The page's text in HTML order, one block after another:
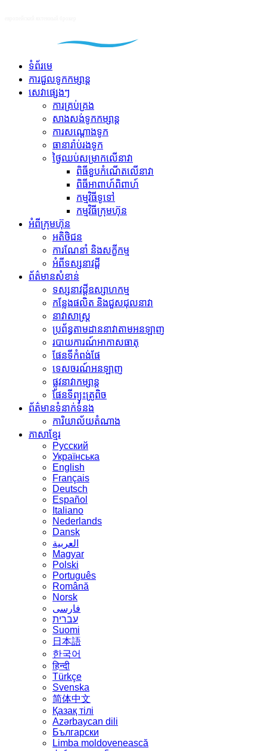
ទំព័រមេ
ការជួលទូកកម្សាន្ត
សេវាផ្សេងៗ
ការគ្រប់គ្រង
សាងសង់ទូកកម្សាន្ត
ការសណ្ដោងទូក
ធានារ៉ាប់រងទូក
ថ្ងៃឈប់សម្រាកលើនាវា
ពិធីខួបកំណើតលើនាវា
ពិធីអាពាហ៍ពិពាហ៍
កម្មវិធីទូទៅ
កម្មវិធីក្រុមហ៊ុន
អំពីក្រុមហ៊ុន
អតិថិជន
ការណែនាំ និងសក្ខីកម្ម
អំពីទស្សនាវដ្តី
ព័ត៌មានសំខាន់
ទស្សនាវដ្ដីឧស្សាហកម្ម
កន្លែងផលិត និងជួសជុលនាវា
នាវាសាស្រ្ត
ប្រព័ន្ធតាមដាននាវាតាមអនឡាញ
របាយការណ៍អាកាសធាតុ
ផែនទីកំពង់ផែ
ទេសចរណ៍អនឡាញ
ផ្លូវនាវាកម្សាន្ត
ផែនទីព្យុះត្រូពិច
ព័ត៌មានទំនាក់ទំនង
ការិយាល័យតំណាង
ភាសាខ្មែរ
Русский
Українська
English
Français
Deutsch
Español
Italiano
Nederlands
Dansk
العربية
Magyar
Polski
Português
Română
Norsk
فارسی
עברית
Suomi
日本語
한국어
हिन्दी
Türkçe
Svenska
简体中文
Қазақ тілі
Azərbaycan dili
Български
Limba moldovenească